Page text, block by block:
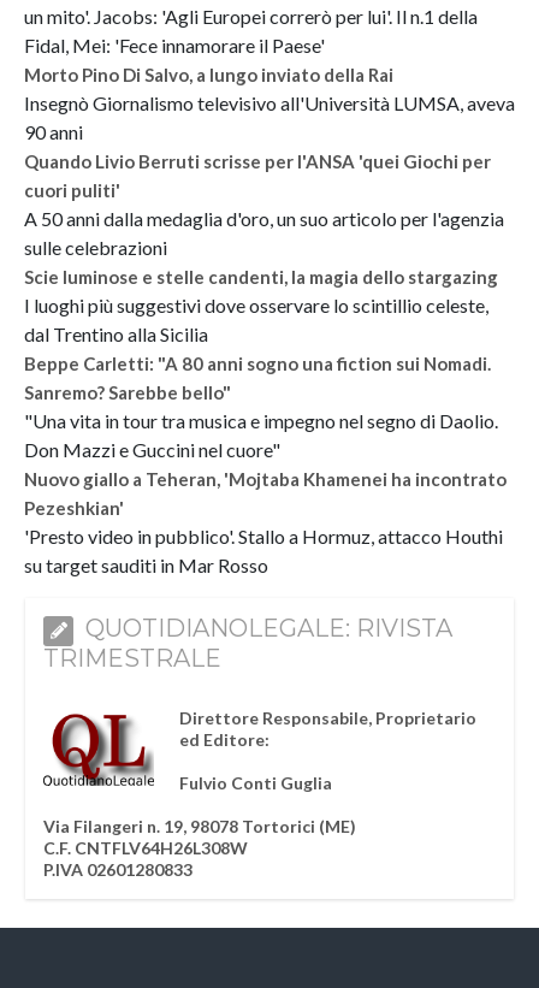
un mito'. Jacobs: 'Agli Europei correrò per lui'. Il n.1 della
Fidal, Mei: 'Fece innamorare il Paese'
Morto Pino Di Salvo, a lungo inviato della Rai
Insegnò Giornalismo televisivo all'Università LUMSA, aveva
90 anni
Quando Livio Berruti scrisse per l'ANSA 'quei Giochi per
cuori puliti'
A 50 anni dalla medaglia d'oro, un suo articolo per l'agenzia
sulle celebrazioni
Scie luminose e stelle candenti, la magia dello stargazing
I luoghi più suggestivi dove osservare lo scintillio celeste,
dal Trentino alla Sicilia
Beppe Carletti: "A 80 anni sogno una fiction sui Nomadi.
Sanremo? Sarebbe bello"
"Una vita in tour tra musica e impegno nel segno di Daolio.
Don Mazzi e Guccini nel cuore"
Nuovo giallo a Teheran, 'Mojtaba Khamenei ha incontrato
Pezeshkian'
'Presto video in pubblico'. Stallo a Hormuz, attacco Houthi
su target sauditi in Mar Rosso
QUOTIDIANOLEGALE: RIVISTA
TRIMESTRALE
Direttore Responsabile, Proprietario
ed Editore:
Fulvio Conti Guglia
Via Filangeri n. 19, 98078 Tortorici (ME)
C.F. CNTFLV64H26L308W
P.IVA 02601280833